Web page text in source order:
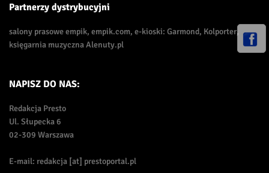
Partnerzy dystrybucyjni
salony prasowe empik, empik.com, e-kioski: Garmond, Kolporter,
księgarnia muzyczna Alenuty.pl
NAPISZ DO NAS:
Redakcja Presto
Ul. Słupecka 6
02-309 Warszawa
E-mail: redakcja [at] prestoportal.pl